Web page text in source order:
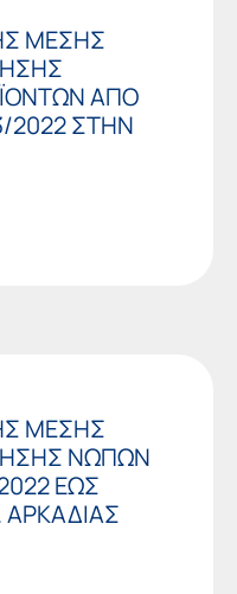
ΜΕΣΗΣ
ΑΠΟ
2022 ΣΤΗΝ
ΜΕΣΗΣ
ΝΩΠΩΝ
ΕΩΣ
ΑΡΚΑΔΙΑΣ